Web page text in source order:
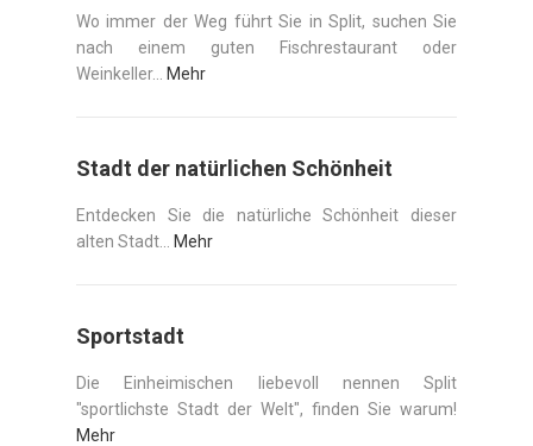
Wo immer der Weg führt Sie in Split, suchen Sie
nach einem guten Fischrestaurant oder
Weinkeller...
Mehr
Stadt der natürlichen Schönheit
Entdecken Sie die natürliche Schönheit dieser
alten Stadt...
Mehr
Sportstadt
Die Einheimischen liebevoll nennen Split
"sportlichste Stadt der Welt", finden Sie warum!
Mehr